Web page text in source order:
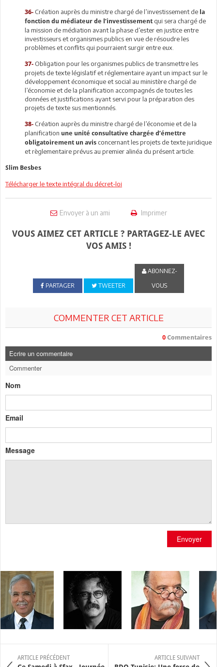
36- Création auprès du ministre chargé de l’investissement de la
fonction du médiateur de l’investissement qui sera chargé de
la mission de médiation avant la phase d’ester en justice entre
investisseurs et organismes publics en vue de résoudre les
problèmes et conflits qui pourraient surgir entre eux.
37- Obligation pour les organismes publics de transmettre les
projets de texte législatif et réglementaire ayant un impact sur le
développement économique et social au ministère chargé de
l’économie et de la planification accompagnés de toutes les
données et justifications ayant servi pour la préparation des
projets de texte sus mentionnés.
38- Création auprès du ministre chargé de l’économie et de la
planification une unité consultative chargée d’émettre
obligatoirement un avis concernant les projets de texte juridique
et règlementaire prévus au premier alinéa du présent article.
Slim Besbes
Télécharger le texte intégral du décret-loi
Envoyer à un ami Imprimer
VOUS AIMEZ CET ARTICLE ? PARTAGEZ-LE AVEC
VOS AMIS !
PARTAGER TWEETER
ABONNEZ-
VOUS
COMMENTER CET ARTICLE
0 Commentaires
Ecrire un commentaire
Commenter
Nom
Email
Message
Envoyer
ARTICLE PRÉCÉDENT ARTICLE SUIVANT